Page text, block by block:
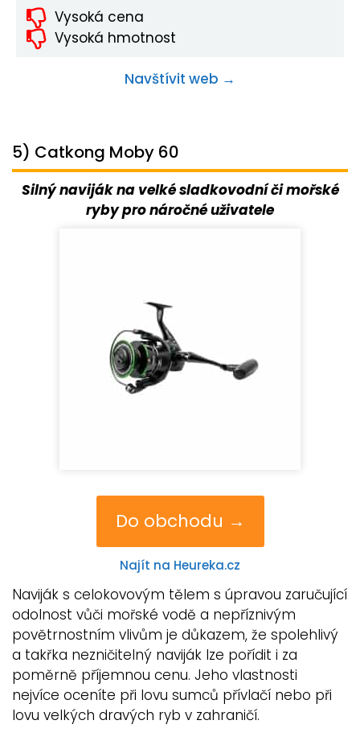
Vysoká cena
Vysoká hmotnost
Navštívit web →
5) Catkong Moby 60
Silný naviják na velké sladkovodní či mořské
ryby pro náročné uživatele
Do obchodu →
Najít na Heureka.cz
Naviják s celokovovým tělem s úpravou zaručující
odolnost vůči mořské vodě a nepříznivým
povětrnostním vlivům je důkazem, že spolehlivý
a takřka nezničitelný naviják lze pořídit i za
poměrně příjemnou cenu. Jeho vlastnosti
nejvíce oceníte při lovu sumců přívlačí nebo při
lovu velkých dravých ryb v zahraničí.